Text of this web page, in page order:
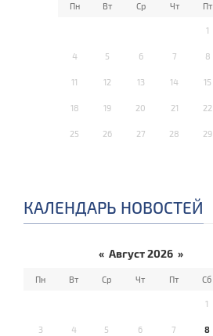
Пн Вт Ср Чт Пт
1
4 5 6 7 8
11 12 13 14 15
18 19 20 21 22
25 26 27 28 29
КАЛЕНДАРЬ НОВОСТЕЙ
« Август 2026 »
Пн Вт Ср Чт Пт Сб
1
3 4 5 6 7 8